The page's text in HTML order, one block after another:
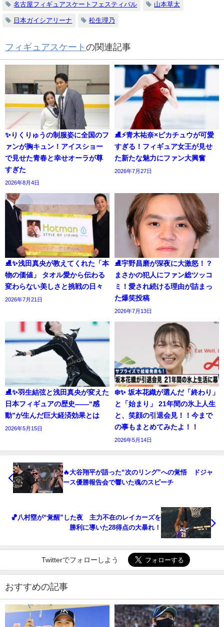
名古屋フィギュアスケートフェスティバル 山本草太
日本ガイシアリーナ 松生理乃
フィギュアスケート の関連記事
✨りくりゅうの制服姿に全国のフ
ァンが胸キュン！アイスショー
で見せた青春と幸せオーラが尊
すぎた
2026年8月4日
⛸️⚡青木祐奈×ピカチュウが可愛
すぎる！フィギュア女王が見せ
た新たな魅力にファン大興奮
2026年7月27日
⛸️✨浅田真央が教えてくれた「本
物の価値」 タオル愛から伝わる
変わらない美しさと挑戦の日々
2026年7月21日
⛸️宇野昌磨が深夜に大激怒！？
まさかの犯人にファン総ツッコ
ミ！愛され続ける理由が詰まっ
た爆笑投稿
2026年7月13日
⛸️✨羽生結弦と浅田真央が変えた
日本フィギュアの歴史――“感
動”が生んだ巨大経済効果とは
2026年5月15日
❄️✨ 坂本花織が選んだ「終わり」
と「始まり」 21年間の氷上人生
と、笑顔の引退会見！！今まで
の事もまとめてみたよ！！
2026年5月14日
🔥大谷翔平が語った“次のリング”への覚悟 ドジャ
ース優勝報告会で響いた魂のスピーチ
🏀八村塁が“覚醒”した夜 主力不在のレイカーズを
勝利に導いた28得点の大暴れ！
Twitterでフォローしよう
おすすめの記事